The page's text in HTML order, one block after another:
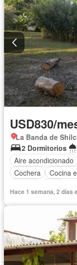
USD830/
La Banda de
2 Dormitorios
Aire acondicionado
Cochera
Cocina
Hace 1 semana, 2 días